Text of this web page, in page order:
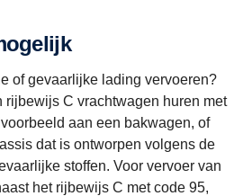
of gevaarlijke lading vervoeren?
rijbewijs C vrachtwagen huren met
aan een bakwagen, of
dat is ontworpen volgens de
stoffen. Voor vervoer van
het rijbewijs C met code 95,